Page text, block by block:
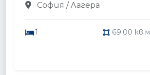
София / Лагера
1 69.00 кв.м